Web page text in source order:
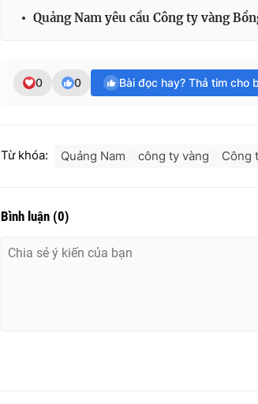
Quảng Nam yêu cầu Công ty vàng
0 0 Bài đọc hay? Thả tim cho
Từ khóa: Quảng Nam công ty vàng Công
Bình luận (0)